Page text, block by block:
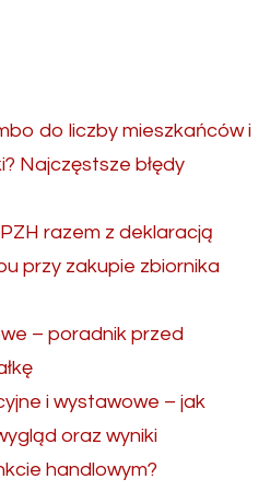
do liczby mieszkańców i
Najczęstsze błędy
razem z deklaracją
przy zakupie zbiornika
– poradnik przed
i wystawowe – jak
oraz wyniki
handlowym?